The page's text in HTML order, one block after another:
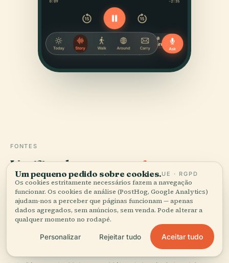
FONTES
Verificado,e mostrado.
Pesquisado e escrito pela equipa editorial da Audiala a
partir de registos históricos, arquivos de arquitetura e
conhecimento local.
Última revisão: August 2025
Um pequeno pedido sobre cookies.UE · RGPD
Os cookies estritamente necessários fazem a navegação
funcionar. Os cookies de análise (PostHog, Google Analytics)
ajudam-nos a perceber que páginas funcionam — apenas
dados agregados, sem anúncios, sem venda. Pode alterar a
qualquer momento no rodapé.
Personalizar Rejeitar tudo Aceitar tudo